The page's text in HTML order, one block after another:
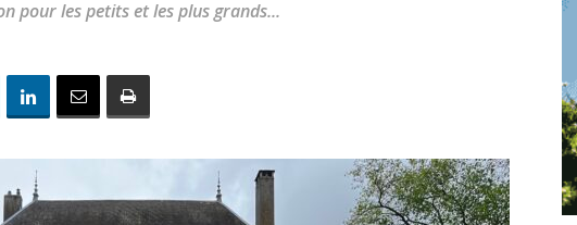
pour les petits et les plus grands...